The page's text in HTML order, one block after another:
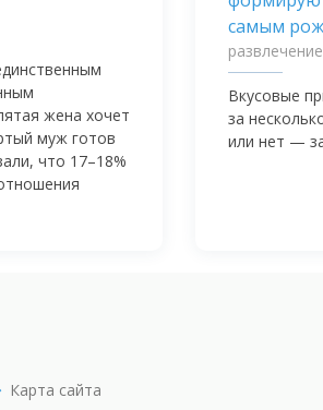
жена хочет
муж готов
что 17–18%
Вкусовые
за
или нет —
Карта сайта